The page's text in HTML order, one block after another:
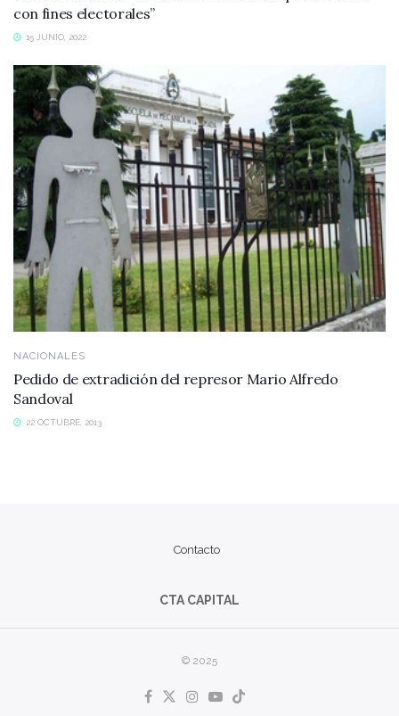
con fines electorales”
15 JUNIO, 2022
NACIONALES
Pedido de extradición del represor Mario Alfredo
Sandoval
22 OCTUBRE, 2013
Contacto
CTA CAPITAL
© 2025